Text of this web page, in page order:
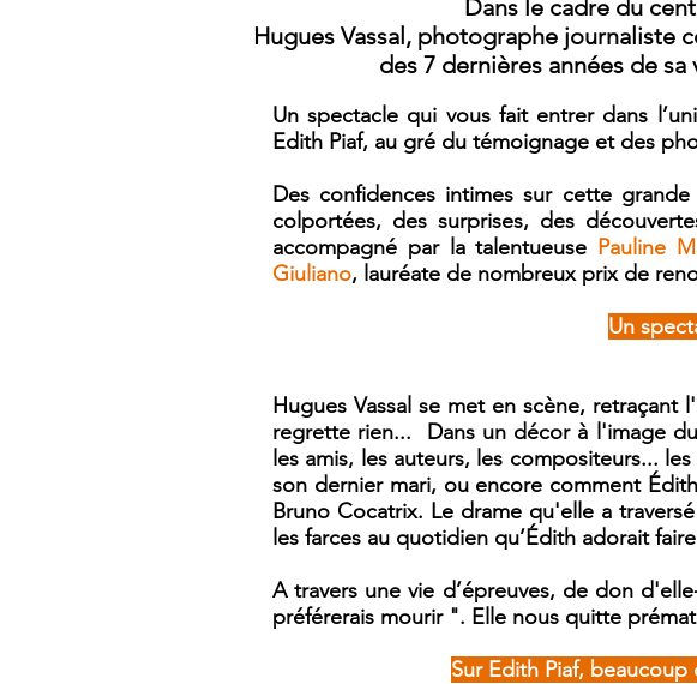
Dans le cadre du
Hugues Vassal, photographe journaliste
des 7 dernières années de
Un spectacle qui vous fait entrer dans
Edith Piaf, au gré du témoignage et des
Des confidences intimes sur cette
colportées, des surprises, des
accompagné par la talentueuse Pauline
Giuliano, lauréate de nombreux prix de
Un
Hugues Vassal se met en scène,
regrette rien... Dans un décor à l'image
les amis, les auteurs, les compositeurs...
son dernier mari, ou encore comment
Bruno Cocatrix. Le drame qu'elle a
les farces au quotidien qu’Édith adorait
A travers une vie d’épreuves, de don
préférerais mourir ". Elle nous quitte
Sur Edith Piaf,